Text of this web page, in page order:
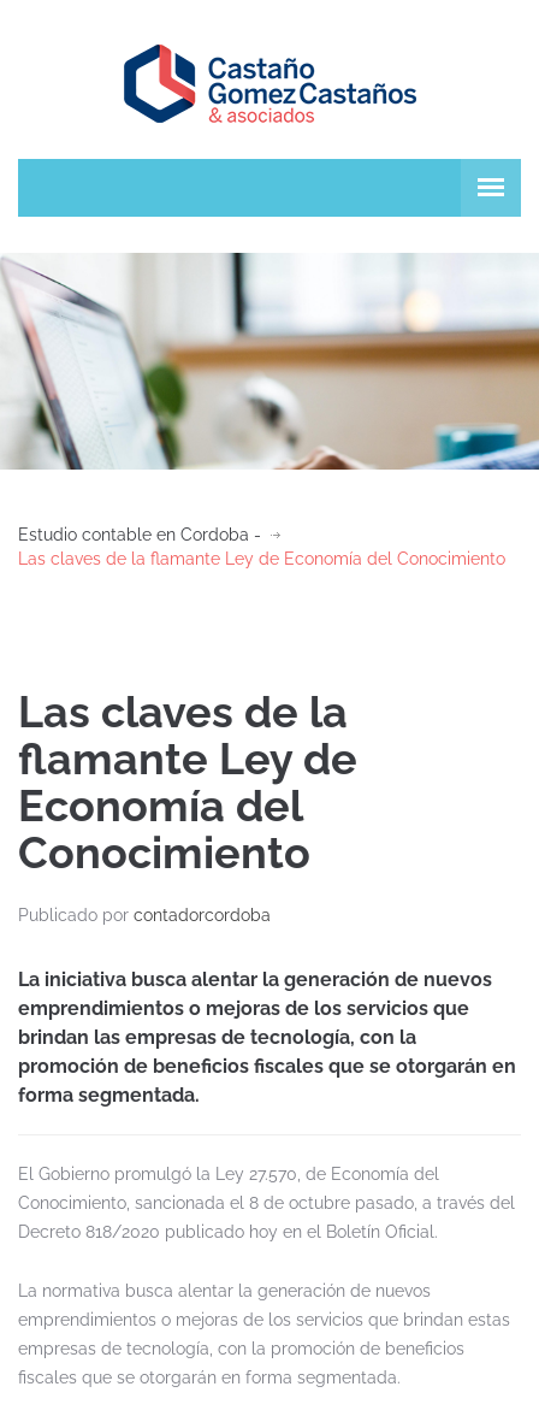
Estudio contable en Cordoba -
Las claves de la flamante Ley de Economía del Conocimiento
Las claves de la
flamante Ley de
Economía del
Conocimiento
Publicado por contadorcordoba
La iniciativa busca alentar la generación de nuevos
emprendimientos o mejoras de los servicios que
brindan las empresas de tecnología, con la
promoción de beneficios fiscales que se otorgarán en
forma segmentada.
El Gobierno promulgó la Ley 27.570, de Economía del
Conocimiento, sancionada el 8 de octubre pasado, a través del
Decreto 818/2020 publicado hoy en el Boletín Oficial.
La normativa busca alentar la generación de nuevos
emprendimientos o mejoras de los servicios que brindan estas
empresas de tecnología, con la promoción de beneficios
fiscales que se otorgarán en forma segmentada.